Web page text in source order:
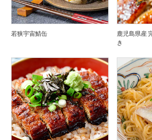
若狭宇宙鯖缶
鹿児島県産
き